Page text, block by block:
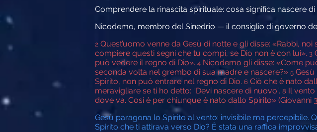
Comprendere la rinascita spirituale: cosa significa nascere
Nicodemo, membro del Sinedrio — il consiglio di governo
2 Quest’uomo venne da Gesù di notte e gli disse: «Rabbi,
compiere questi segni che tu compi, se Dio non è con lui». 3
può vedere il regno di Dio». 4 Nicodemo gli disse: «Come
seconda volta nel grembo di sua madre e nascere?» 5 Gesù
Spirito, non può entrare nel regno di Dio. 6 Ciò che è nato
meravigliare se ti ho detto: “Devi nascere di nuovo”. 8 Il
dove va. Così è per chiunque è nato dallo Spirito» (Giovanni
Gesù paragona lo Spirito al vento: invisibile ma percepibile.
Spirito che ti attirava verso Dio? È stata una raffica